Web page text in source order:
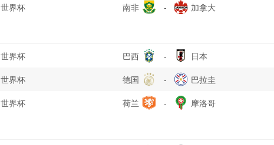
世界杯 南非 - 加拿大
世界杯 巴西 - 日本
世界杯 德国 - 巴拉圭
世界杯 荷兰 - 摩洛哥